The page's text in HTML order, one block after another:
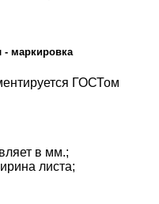
- маркировка
ГОСТом
в мм.;
листа;